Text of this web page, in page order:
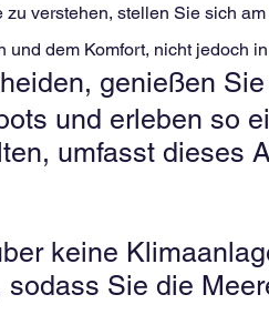
verstehen, stellen Sie sich
dem Komfort, nicht jedoch
genießen
und erleben so
umfasst dieses
keine
Sie die